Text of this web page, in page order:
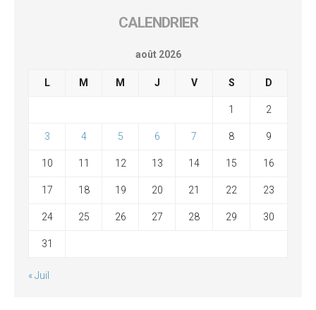
CALENDRIER
août 2026
L M M J V S D
1 2
3 4 5 6 7 8 9
10 11 12 13 14 15 16
17 18 19 20 21 22 23
24 25 26 27 28 29 30
31
« Juil